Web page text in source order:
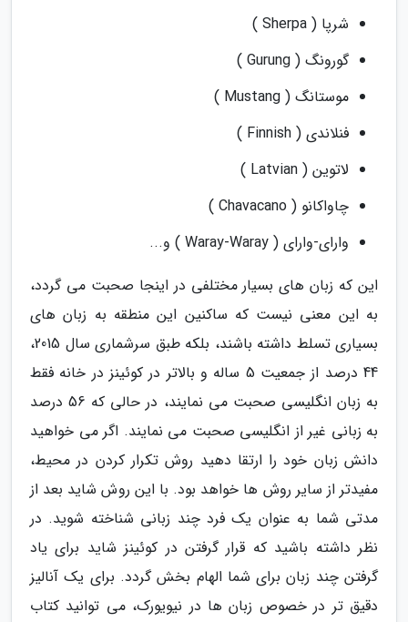
شرپا ( Sherpa )
گورونگ ( Gurung )
موستانگ ( Mustang )
فنلاندی ( Finnish )
لاتوین ( Latvian )
چاواکانو ( Chavacano )
وارای-وارای ( Waray-Waray ) و...
این که زبان های بسیار مختلفی در اینجا صحبت می گردد،
به این معنی نیست که ساکنین این منطقه به زبان های
بسیاری تسلط داشته باشند، بلکه طبق سرشماری سال 2015،
44 درصد از جمعیت 5 ساله و بالاتر در کوئینز در خانه فقط
به زبان انگلیسی صحبت می نمایند، در حالی که 56 درصد
به زبانی غیر از انگلیسی صحبت می نمایند. اگر می خواهید
دانش زبان خود را ارتقا دهید روش تکرار کردن در محیط،
مفیدتر از سایر روش ها خواهد بود. با این روش شاید بعد از
مدتی شما به عنوان یک فرد چند زبانی شناخته شوید. در
نظر داشته باشید که قرار گرفتن در کوئینز شاید برای یاد
گرفتن چند زبان برای شما الهام بخش گردد. برای یک آنالیز
دقیق تر در خصوص زبان ها در نیویورک، می توانید کتاب